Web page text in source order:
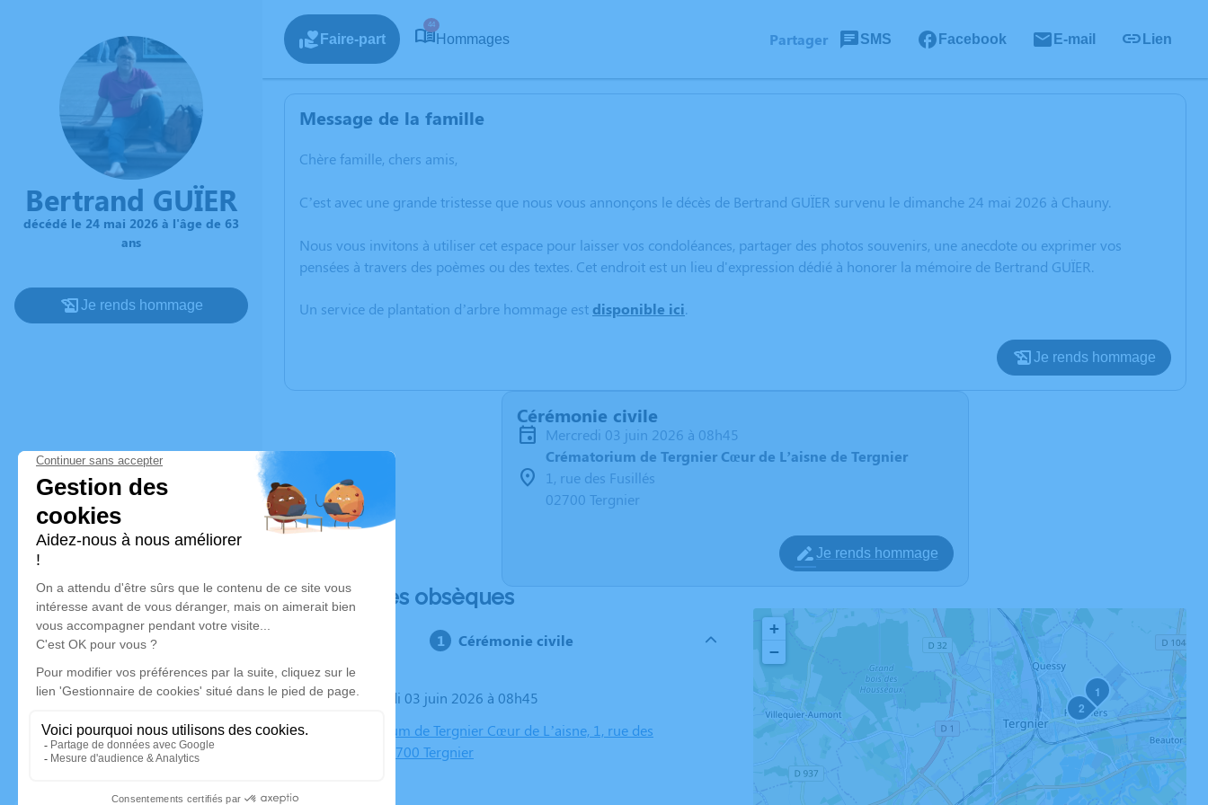
Bertrand GUÏER
décédé le 24 mai 2026 à l'âge de 63
ans
Je rends hommage
Faire-part
44
Hommages Partager SMS Facebook E-mail Lien
Message de la famille
Chère famille, chers amis,
C’est avec une grande tristesse que nous vous annonçons le décès de Bertrand GUÏER survenu le dimanche 24 mai 2026 à Chauny.
Nous vous invitons à utiliser cet espace pour laisser vos condoléances, partager des photos souvenirs, une anecdote ou exprimer vos
pensées à travers des poèmes ou des textes. Cet endroit est un lieu d'expression dédié à honorer la mémoire de Bertrand GUÏER.
Un service de plantation d’arbre hommage est disponible ici.
Je rends hommage
Cérémonie civile
mercredi 03 juin 2026 à 08h45
Crématorium de Tergnier Cœur de L’aisne de Tergnier
1, rue des Fusillés
02700 Tergnier
Je rends hommage
Déroulé des obsèques
Cérémonie civile
Le mercredi 03 juin 2026 à 08h45
Crématorium de Tergnier Cœur de L’aisne, 1, rue des
Fusillés, 02700 Tergnier
1
2
+
−